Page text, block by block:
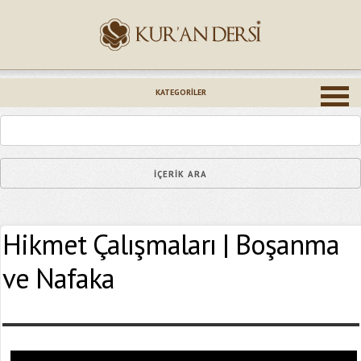
KATEGORILER
Hikmet Çalışmaları | Boşanma
ve Nafaka
Epostanız (*)
Yaşadığınız Hatanın Ayrıntıları